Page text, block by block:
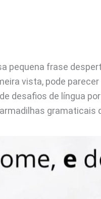
pequena frase
vista, pode
desafios de língua